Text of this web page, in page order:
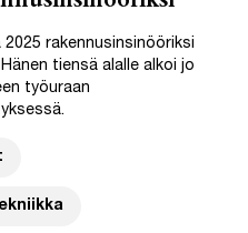
rakennusinsinööriksi
tiensä alalle alkoi jo
työuraan